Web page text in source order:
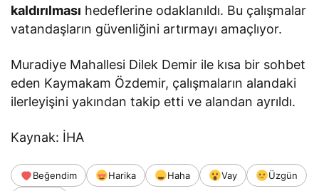
kaldırılması hedeflerine odaklanıldı. Bu çalışmalar
vatandaşların güvenliğini artırmayı amaçlıyor.
Muradiye Mahallesi Dilek Demir ile kısa bir sohbet
eden Kaymakam Özdemir, çalışmaların alandaki
ilerleyişini yakından takip etti ve alandan ayrıldı.
Kaynak: İHA
Beğendim Harika Haha Vay
Üzgün